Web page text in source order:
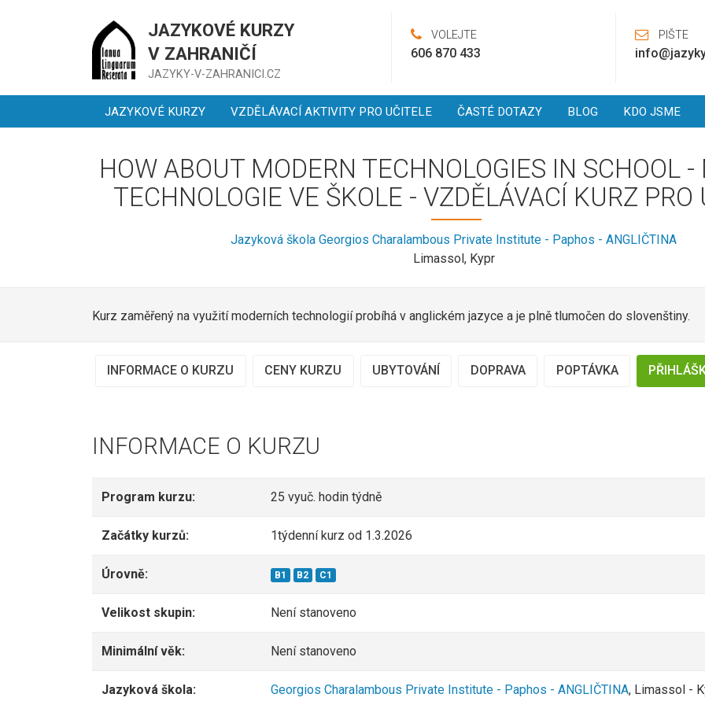
JAZYKOVÉ KURZY
V ZAHRANIČÍ
JAZYKY-V-ZAHRANICI.CZ
VOLEJTE
606 870 433
PIŠTE
JAZYKOVÉ KURZY VZDĚLÁVACÍ AKTIVITY PRO UČITELE ČASTÉ DOTAZY BLOG KDO JSME
HOW ABOUT MODERN TECHNOLOGIES IN SCHOOL -
TECHNOLOGIE VE ŠKOLE - VZDĚLÁVACÍ KURZ PRO
Jazyková škola Georgios Charalambous Private Institute - Paphos - ANGLIČTINA
Limassol, Kypr
Kurz zaměřený na využití moderních technologií probíhá v anglickém jazyce a je plně tlumočen do slovenštiny.
INFORMACE O KURZU CENY KURZU UBYTOVÁNÍ DOPRAVA POPTÁVKA
INFORMACE O KURZU
Program kurzu: 25 vyuč. hodin týdně
Začátky kurzů: 1týdenní kurz od 1.3.2026
Úrovně: B1 B2 C1
Velikost skupin: Není stanoveno
Minimální věk: Není stanoveno
Jazyková škola: Georgios Charalambous Private Institute - Paphos - ANGLIČTINA, Limassol -